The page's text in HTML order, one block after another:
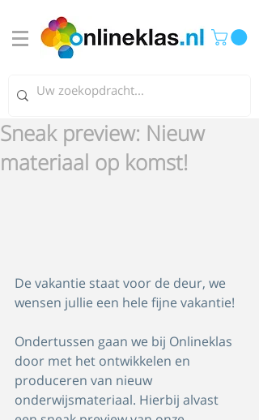
Sneak preview: Nieuw
materiaal op komst!
De vakantie staat voor de deur, we
wensen jullie een hele fijne vakantie!
Ondertussen gaan we bij Onlineklas
door met het ontwikkelen en
produceren van nieuw
onderwijsmateriaal. Hierbij alvast